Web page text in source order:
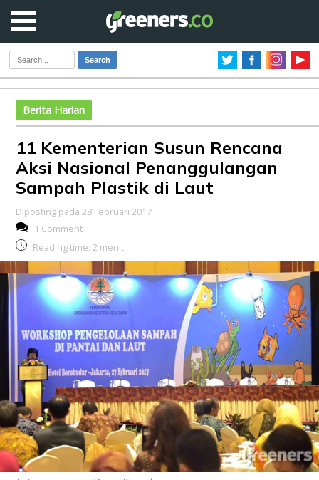
Search
Berita Harian
11 Kementerian Susun Rencana
Aksi Nasional Penanggulangan
Sampah Plastik di Laut
Diposting pada 28 Februari 2017
1 Comment
Reading time: 2 menit